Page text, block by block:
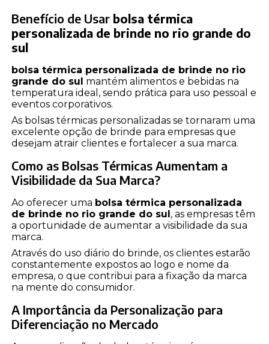
Benefício de Usar bolsa térmica
personalizada de brinde no rio grande do
sul
bolsa térmica personalizada de brinde no rio
grande do sul mantém alimentos e bebidas na
temperatura ideal, sendo prática para uso pessoal e
eventos corporativos.
As bolsas térmicas personalizadas se tornaram uma
excelente opção de brinde para empresas que
desejam atrair clientes e fortalecer a sua marca.
Como as Bolsas Térmicas Aumentam a
Visibilidade da Sua Marca?
Ao oferecer uma bolsa térmica personalizada
de brinde no rio grande do sul, as empresas têm
a oportunidade de aumentar a visibilidade da sua
marca.
Através do uso diário do brinde, os clientes estarão
constantemente expostos ao logo e nome da
empresa, o que contribui para a fixação da marca
na mente do consumidor.
A Importância da Personalização para
Diferenciação no Mercado